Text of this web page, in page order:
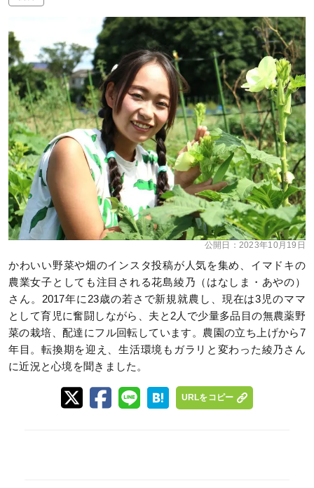
公開日： 2023年10月19日
かわいい野菜や畑のインスタ投稿が人気を集め、イマドキの
農業女子としても注目される花島綾乃（はなしま・あやの）
さん。2017年に23歳の若さで新規就農し、現在は3児のママ
として育児に奮闘しながら、夫と2人で少量多品目の無農薬野
菜の栽培、配達にフル回転しています。農園の立ち上げから7
年目。転換期を迎え、生活環境もガラリと変わった綾乃さん
に近況と心境を聞きました。
URLをコピー